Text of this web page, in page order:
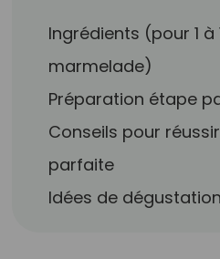
Ingrédients (pour 1 à
marmelade)
Préparation étape
Conseils pour
parfaite
Idées de dégustation